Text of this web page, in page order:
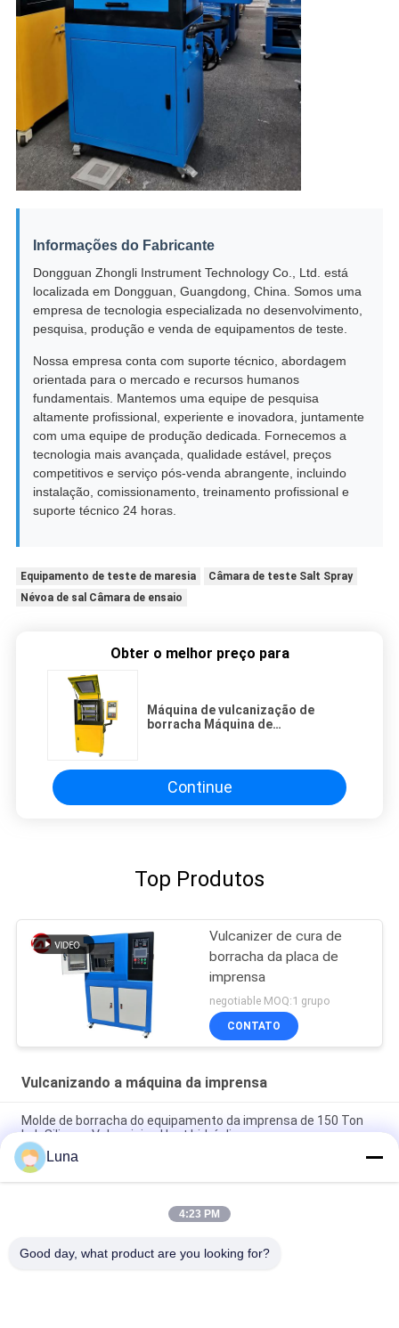
Informações do Fabricante
Dongguan Zhongli Instrument Technology Co., Ltd. está
localizada em Dongguan, Guangdong, China. Somos uma
empresa de tecnologia especializada no desenvolvimento,
pesquisa, produção e venda de equipamentos de teste.
Nossa empresa conta com suporte técnico, abordagem
orientada para o mercado e recursos humanos
fundamentais. Mantemos uma equipe de pesquisa
altamente profissional, experiente e inovadora, juntamente
com uma equipe de produção dedicada. Fornecemos a
tecnologia mais avançada, qualidade estável, preços
competitivos e serviço pós-venda abrangente, incluindo
instalação, comissionamento, treinamento profissional e
suporte técnico 24 horas.
Equipamento de teste de maresia
Câmara de teste Salt Spray
Névoa de sal Câmara de ensaio
Obter o melhor preço para
Máquina de vulcanização de
borracha Máquina de
Continue
Top Produtos
Vulcanizer de cura de
borracha da placa de
imprensa
negotiable MOQ:1 grupo
CONTATO
Vulcanizando a máquina da imprensa
Molde de borracha do equipamento da imprensa de 150 Ton
Lab Silicone Vulcanizing Heat hidráulico
Selo do óleo de 50 Ton Moulding Rubber O Ring Vulcanizing
Machine Hydraulic Press
Indústria 150 Ton Rubber O Ring Making Machine Silicone
Luna
4:23 PM
Good day, what product are you looking for?